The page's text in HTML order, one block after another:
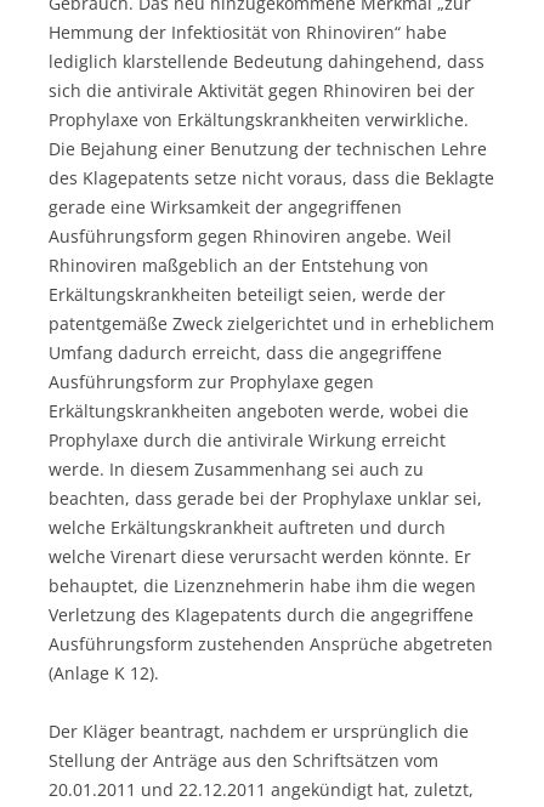
Hemmung der Infektiosität von Rhinoviren“ habe
lediglich klarstellende Bedeutung dahingehend, dass
sich die antivirale Aktivität gegen Rhinoviren bei der
Prophylaxe von Erkältungskrankheiten verwirkliche.
Die Bejahung einer Benutzung der technischen Lehre
des Klagepatents setze nicht voraus, dass die Beklagte
gerade eine Wirksamkeit der angegriffenen
Ausführungsform gegen Rhinoviren angebe. Weil
Rhinoviren maßgeblich an der Entstehung von
Erkältungskrankheiten beteiligt seien, werde der
patentgemäße Zweck zielgerichtet und in erheblichem
Umfang dadurch erreicht, dass die angegriffene
Ausführungsform zur Prophylaxe gegen
Erkältungskrankheiten angeboten werde, wobei die
Prophylaxe durch die antivirale Wirkung erreicht
werde. In diesem Zusammenhang sei auch zu
beachten, dass gerade bei der Prophylaxe unklar sei,
welche Erkältungskrankheit auftreten und durch
welche Virenart diese verursacht werden könnte. Er
behauptet, die Lizenznehmerin habe ihm die wegen
Verletzung des Klagepatents durch die angegriffene
Ausführungsform zustehenden Ansprüche abgetreten
(Anlage K 12).
Der Kläger beantragt, nachdem er ursprünglich die
Stellung der Anträge aus den Schriftsätzen vom
20.01.2011 und 22.12.2011 angekündigt hat, zuletzt,